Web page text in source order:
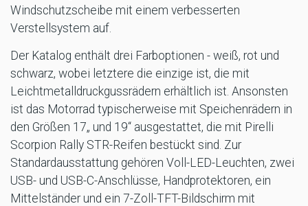
Windschutzscheibe mit einem verbesserten
Verstellsystem auf.
Der Katalog enthält drei Farboptionen - weiß, rot und
schwarz, wobei letztere die einzige ist, die mit
Leichtmetalldruckgussrädern erhältlich ist. Ansonsten
ist das Motorrad typischerweise mit Speichenrädern in
den Größen 17„ und 19“ ausgestattet, die mit Pirelli
Scorpion Rally STR-Reifen bestückt sind. Zur
Standardausstattung gehören Voll-LED-Leuchten, zwei
USB- und USB-C-Anschlüsse, Handprotektoren, ein
Mittelständer und ein 7-Zoll-TFT-Bildschirm mit